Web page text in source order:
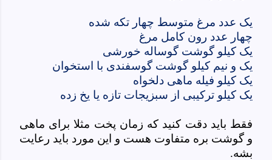
یک عدد مرغ متوسط چهار تکه شده
چهار عدد رون کامل مرغ
یک کیلو گوشت گوساله خورشی
یک و نیم کیلو گوشت گوسفندی با استخوان
یک کیلو فیله ماهی دلخواه
یک کیلو ترکیبی از سبزیجات تازه یا یخ زده
فقط باید دقت کنید که زمان پخت مثلا برای ماهی
و گوشت بره متفاوت هست و این مورد باید رعایت
بشه.